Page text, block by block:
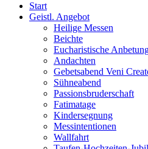
Start
Geistl. Angebot
Heilige Messen
Beichte
Eucharistische
Andachten
Gebetsabend Veni
Sühneabend
Passionsbruderschaft
Fatimatage
Kindersegnung
Messintentionen
Wallfahrt